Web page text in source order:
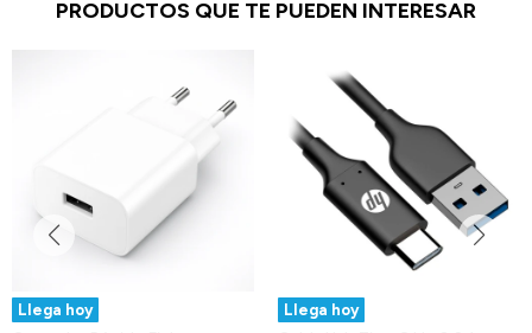
PRODUCTOS QUE TE PUEDEN INTERESAR
Llega hoy Llega hoy